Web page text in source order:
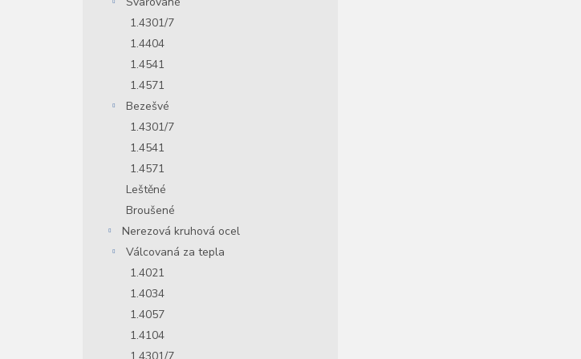
1.4301/7
1.4404
1.4541
1.4571
Bezešvé
1.4301/7
1.4541
1.4571
Leštěné
Broušené
Nerezová kruhová ocel
Válcovaná za tepla
1.4021
1.4034
1.4057
1.4104